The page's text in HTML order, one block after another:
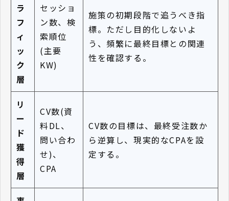
ラ
フ
ィ
ッ
ク
層
セッショ
ン数、検
索順位
(主要
KW)
施策の初期段階で追うべき指
標。ただし目的化しないよ
う、頻繁に最終目標との関連
性を確認する。
リ
ー
ド
獲
得
層
CV数(資
料DL、
問い合わ
せ)、
CPA
CV数の目標は、最終受注数か
ら逆算し、現実的なCPAを設
定する。